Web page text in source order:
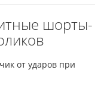
шорты-
от ударов при